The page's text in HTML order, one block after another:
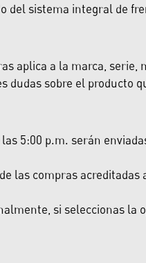
del sistema integral de
aplica a la marca, serie,
dudas sobre el producto
5:00 p.m. serán
las compras acreditadas
si seleccionas la